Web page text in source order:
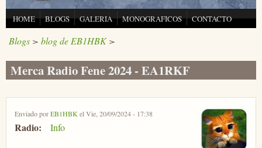
HOME BLOGS GALERIA MONOGRAFICOS CONTACTO
Blogs > blog de EB1HBK>
Merca Radio Fene 2024 - EA1RKF
Enviado porEB1HBK el Vie, 20/09/2024 - 17:38
Radio: Info